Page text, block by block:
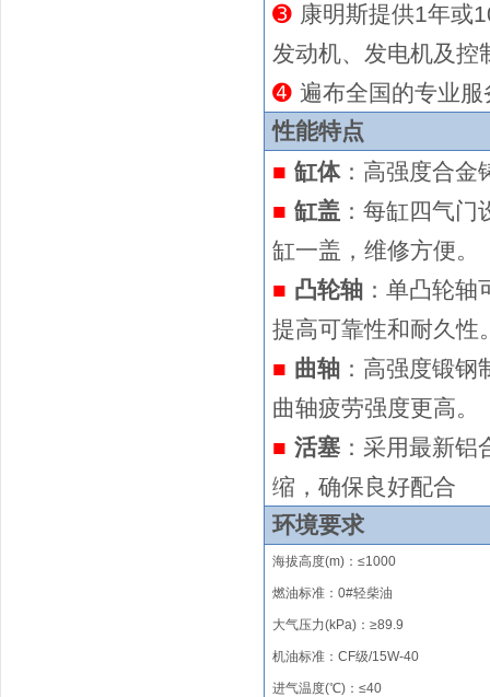
➌ 康明斯提供1年或
发动机、发电机及控
➍ 遍布全国的专业
性能特点
■ 缸体：高强度合金
■ 缸盖 ：每缸四气
缸一盖，维修方便。
■ 凸轮轴 ：单凸轮
提高可靠性和耐久性
■ 曲轴 ：高强度锻
曲轴疲劳强度更高。
■ 活塞 ：采用最新
缩，确保良好配合
环境要求
海拔高度(m) ：≤1000
燃油标准：0#轻柴油
大气压力(kPa)：≥89.9
机油标准：CF级/15W-40
进气温度(℃)：≤40